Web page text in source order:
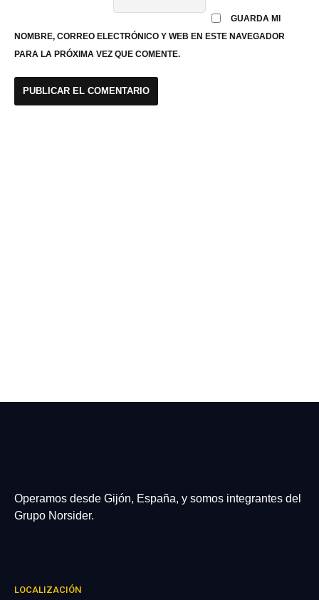
GUARDA MI
NOMBRE, CORREO ELECTRÓNICO Y WEB EN ESTE NAVEGADOR
PARA LA PRÓXIMA VEZ QUE COMENTE.
Operamos desde Gijón, España, y somos integrantes del
Grupo Norsider.
LOCALIZACIÓN